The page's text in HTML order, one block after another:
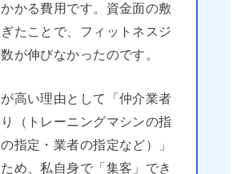
かる費用です。資金面の敷
たことで、フィットネスジ
が伸びなかったのです。
高い理由として「仲介業者
（トレーニングマシンの指
指定・業者の指定など）」
め、私自身で「集客」でき